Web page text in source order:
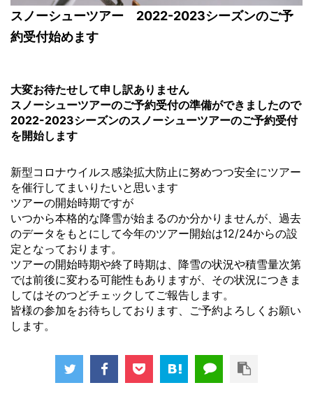
スノーシューツアー 2022-2023シーズンのご予
約受付始めます
大変お待たせして申し訳ありません
スノーシューツアーのご予約受付の準備ができましたので
2022-2023シーズンのスノーシューツアーのご予約受付
を開始します
新型コロナウイルス感染拡大防止に努めつつ安全にツアー
を催行してまいりたいと思います
ツアーの開始時期ですが
いつから本格的な降雪が始まるのか分かりませんが、過去
のデータをもとにして今年のツアー開始は12/24からの設
定となっております。
ツアーの開始時期や終了時期は、降雪の状況や積雪量次第
では前後に変わる可能性もありますが、その状況につきま
してはそのつどチェックしてご報告します。
皆様の参加をお待ちしております、ご予約よろしくお願い
します。